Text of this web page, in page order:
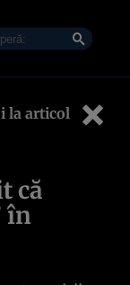
la articol
că
în